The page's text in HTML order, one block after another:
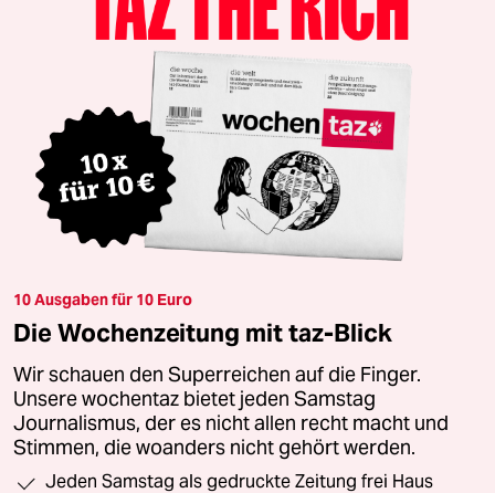
10 Ausgaben für 10 Euro
Die Wochenzeitung mit taz-Blick
Wir schauen den Superreichen auf die Finger.
Unsere wochentaz bietet jeden Samstag
Journalismus, der es nicht allen recht macht und
Stimmen, die woanders nicht gehört werden.
Jeden Samstag als gedruckte Zeitung frei Haus